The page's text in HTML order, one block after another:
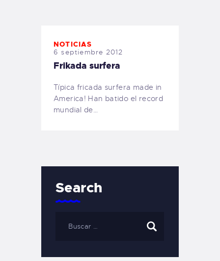
NOTICIAS
6 septiembre 2012
Frikada surfera
Típica fricada surfera made in
America! Han batido el record
mundial de…
Search